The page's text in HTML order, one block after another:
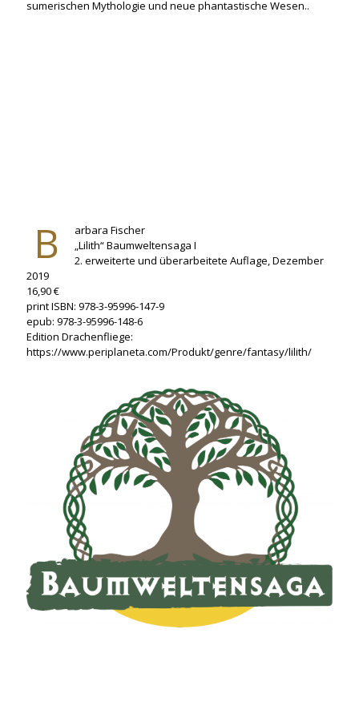
sumerischen Mythologie und neue phantastische Wesen..
B
arbara Fischer
„Lilith“ Baumweltensaga I
2. erweiterte und überarbeitete Auflage, Dezember
2019
16,90 €
print ISBN: 978-3-95996-147-9
epub: 978-3-95996-148-6
Edition Drachenfliege:
https://www.periplaneta.com/Produkt/genre/fantasy/lilith/